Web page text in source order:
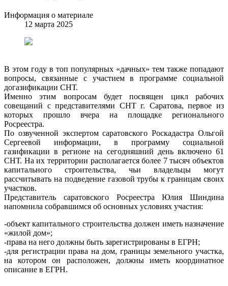
Информация о материале
12 марта 2025
В этом году в топ популярных «дачных» тем также попадают
вопросы, связанные с участием в программе социальной
догазификации СНТ.
Именно этим вопросам будет посвящен цикл рабочих
совещаний с представителями СНТ г. Саратова, первое из
которых прошло вчера на площадке регионального
Росреестра.
По озвученной экспертом саратовского Роскадастра Ольгой
Сергеевой информации, в программу социальной
газификации в регионе на сегодняшний день включено 61
СНТ. На их территории располагается более 7 тысяч объектов
капитального строительства, чьи владельцы могут
рассчитывать на подведение газовой трубы к границам своих
участков.
Представитель саратовского Росреестра Юлия Шиндина
напомнила собравшимся об основных условиях участия:
-объект капитального строительства должен иметь назначение
«жилой дом»;
-права на него должны быть зарегистрированы в ЕГРН;
-для регистрации права на дом, границы земельного участка,
на котором он расположен, должны иметь координатное
описание в ЕГРН.